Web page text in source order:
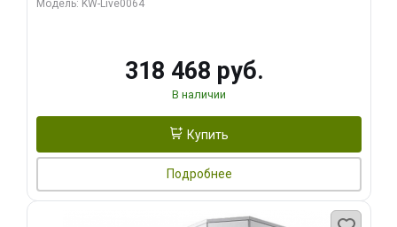
Модель: KW-Live0064
318 468 руб.
В наличии
Купить
Подробнее